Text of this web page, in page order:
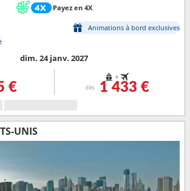
Payez en 4X
Animations à bord exclusives
dim. 24 janv. 2027
€
+
dès 1 433 €
UNIS